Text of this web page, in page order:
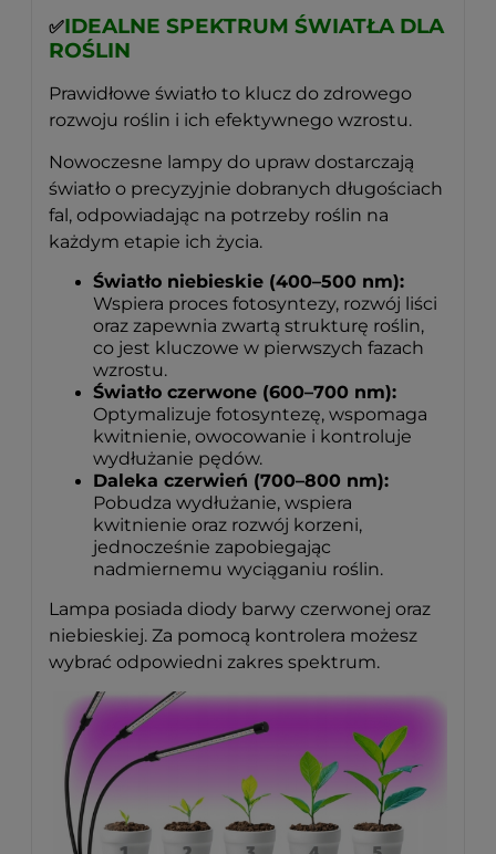
✅IDEALNE SPEKTRUM ŚWIATŁA DLA
ROŚLIN
Prawidłowe światło to klucz do zdrowego
rozwoju roślin i ich efektywnego wzrostu.
Nowoczesne lampy do upraw dostarczają
światło o precyzyjnie dobranych długościach
fal, odpowiadając na potrzeby roślin na
każdym etapie ich życia.
Światło niebieskie (400–500 nm):
Wspiera proces fotosyntezy, rozwój liści
oraz zapewnia zwartą strukturę roślin,
co jest kluczowe w pierwszych fazach
wzrostu.
Światło czerwone (600–700 nm):
Optymalizuje fotosyntezę, wspomaga
kwitnienie, owocowanie i kontroluje
wydłużanie pędów.
Daleka czerwień (700–800 nm):
Pobudza wydłużanie, wspiera
kwitnienie oraz rozwój korzeni,
jednocześnie zapobiegając
nadmiernemu wyciąganiu roślin.
Lampa posiada diody barwy czerwonej oraz
niebieskiej. Za pomocą kontrolera możesz
wybrać odpowiedni zakres spektrum.